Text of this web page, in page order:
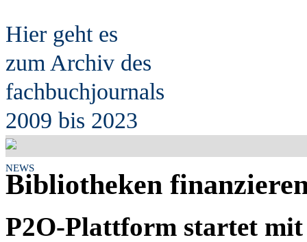
Hier geht es
zum Archiv des
fachbuchjournals
2009 bis 2023
NEWS
Bibliotheken
P2O-Plattform startet